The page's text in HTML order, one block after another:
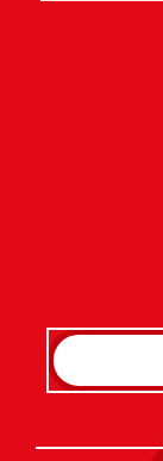
Rechercher